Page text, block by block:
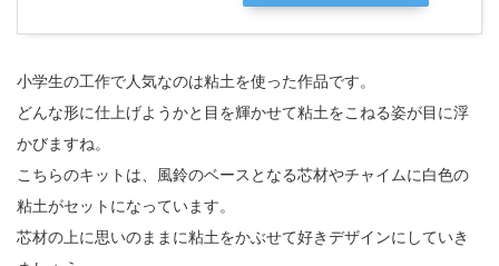
小学生の工作で人気なのは粘土を使った作品です。
どんな形に仕上げようかと目を輝かせて粘土をこねる姿が目に浮
かびますね。
こちらのキットは、風鈴のベースとなる芯材やチャイムに白色の
粘土がセットになっています。
芯材の上に思いのままに粘土をかぶせて好きデザインにしていき